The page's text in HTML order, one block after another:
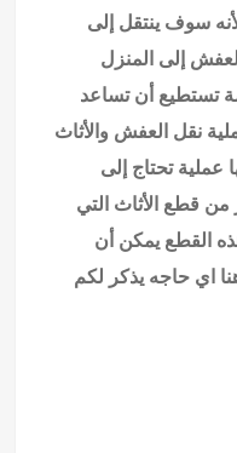
سوف ينتقل إلى
إلى المنزل
تستطيع أن تساعد
نقل العفش والأثاث
عملية تحتاج إلى
من قطع الأثاث التي
القطع يمكن أن
اي حاجه يذكر لكم